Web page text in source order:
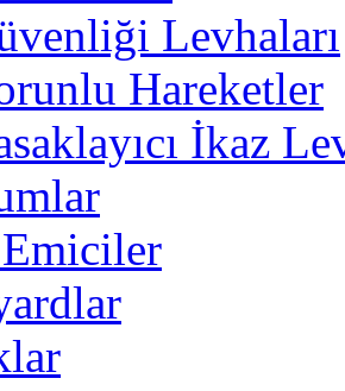
Levhaları
Hareketler
İkaz